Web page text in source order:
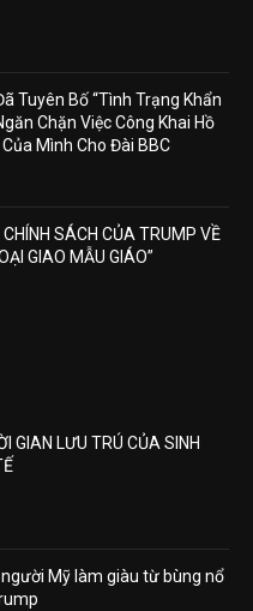
Tuyên Bố “Tình Trạng Khẩn
Chặn Việc Công Khai Hồ
Mình Cho Đài BBC
CHÍNH SÁCH CỦA TRUMP VỀ
GIAO MẪU GIÁO”
GIAN LƯU TRÚ CỦA SINH
Mỹ làm giàu từ bùng nổ